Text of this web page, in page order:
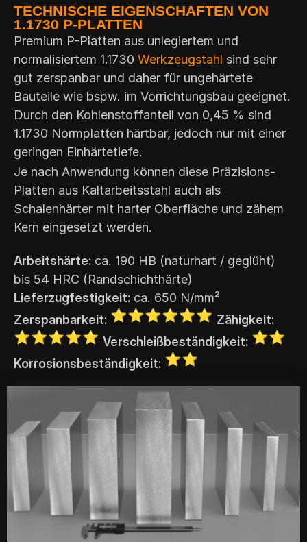
TECHNISCHE EIGENSCHAFTEN VON
1.1730 P-PLATTEN​
Premium P-Platten aus unlegiertem und
normalisiertem 1.1730 Werkzeugstahl sind sehr
gut zerspanbar und daher für ungehärtete
Bauteile wie bspw. im Vorrichtungsbau geeignet.
Durch den Kohlenstoffanteil von 0,45 % sind
1.1730 Normplatten härtbar, jedoch nur mit einer
geringen Einhärtetiefe.
Je nach Anwendung können diese Präzisions-
Platten aus Kaltarbeitsstahl auch als
Schalenhärter mit harter Oberfläche und zähem
Kern eingesetzt werden.
Arbeitshärte: ca. 190 HB (naturhart / geglüht)
bis 54 HRC (Randschichthärte)
Lieferzugfestigkeit: ca. 650 N/mm²
Zerspanbarkeit:
Zähigkeit:
Verschleißbeständigkeit:
Korrosionsbeständigkeit: